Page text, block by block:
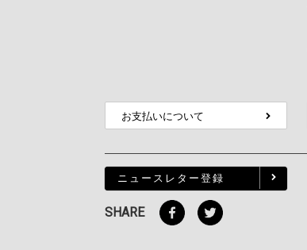
お支払いについて
ニュースレター登録
SHARE